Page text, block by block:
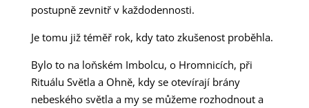
postupně zevnitř v každodennosti.
Je tomu již téměř rok, kdy tato zkušenost proběhla.
Bylo to na loňském Imbolcu, o Hromnicích, při
Rituálu Světla a Ohně, kdy se otevírají brány
nebeského světla a my se můžeme rozhodnout a